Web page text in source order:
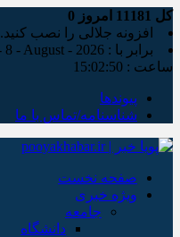
کل امروز 0
افزونه جلالی را نصب کنید.
برابر با : Saturday - 8 - August - 2026
ساعت : 15:02:51
پیوندها
شناسنامه/تماس با ما
صفحه نخست
ویژه خبری
جامعه
دانشگاه